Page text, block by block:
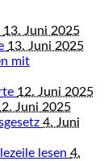
13. Juni 2025
13. Juni 2025
mit
12. Juni 2025
Juni 2025
4. Juni
lesen 4.